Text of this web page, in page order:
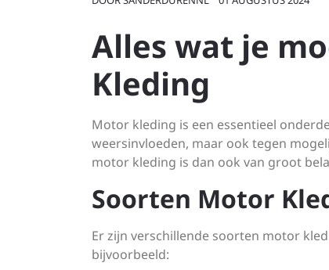
Alles wat je
Kleding
Motor kleding is een essentieel
weersinvloeden, maar ook tegen
motor kleding is dan ook van groot
Soorten Motor
Er zijn verschillende soorten motor
bijvoorbeeld: